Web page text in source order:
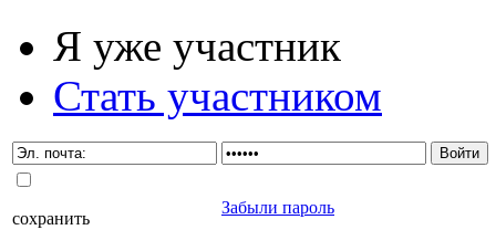
Я уже участник
Стать участником
сохранить
Забыли пароль